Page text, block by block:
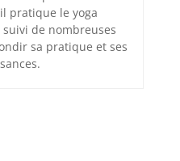
pratique le yoga
de nombreuses
sa pratique et ses